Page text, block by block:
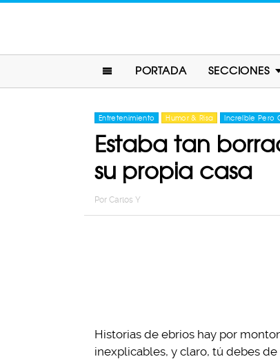
PORTADA SECCIONES
Entretenimiento Humor & Risa Increíble Pero
Estaba tan
su propia casa
Por Carlos Y
Historias de ebrios hay por
inexplicables, y claro, tú debes